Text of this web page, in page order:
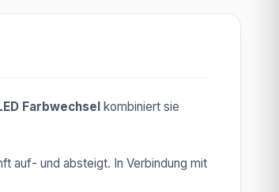
Farbwechsel kombiniert sie
auf- und absteigt. In Verbindung mit